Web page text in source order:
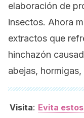
elaboración de
insectos. Ahora
extractos que
hinchazón
abejas,
Visita: Evita